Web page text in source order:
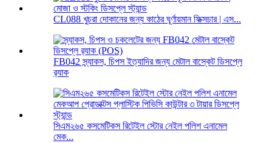
CL088 খুচরা দোকানের জন্য কাঠের ঘূর্ণায়মান ফিক্সচার | এস...
FB042 স্ন্যাকস, চিপস ইত্যাদির জন্য মেটাল বাস্কেট ডিসপ্লে
র‍্যাক
সিএম২৬৫ কসমেটিকস রিটেইল স্টোর নেইল পলিশ এনামেল
মেক...